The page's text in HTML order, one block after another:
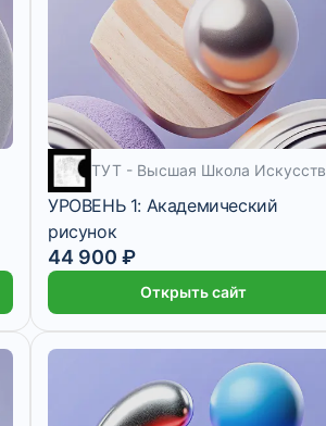
8 месяцев
ТУТ - Высшая Школа Искусств
УРОВЕНЬ 1: Академический
рисунок
44 900 ₽
Открыть сайт